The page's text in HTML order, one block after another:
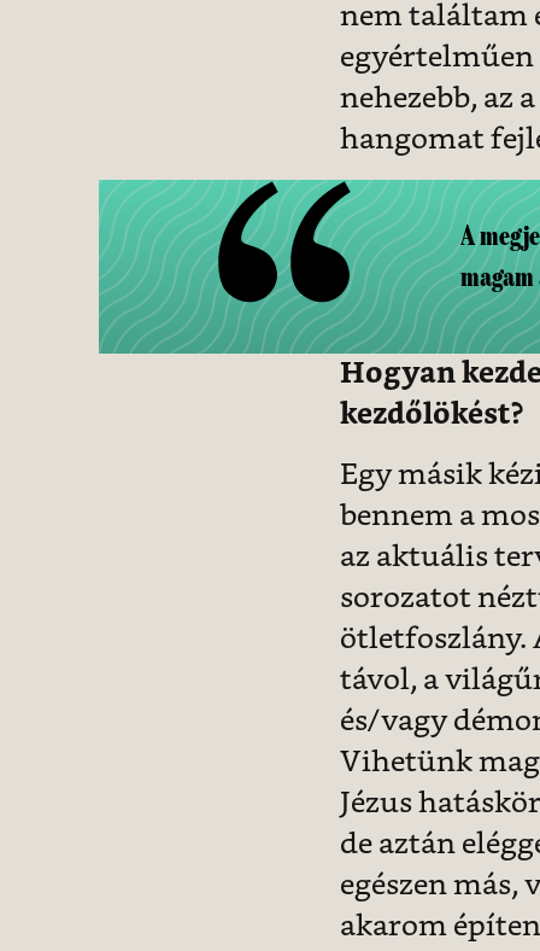
nem találtam
egyértelműen
nehezebb, az
hangomat
A
Hogyan
kezdőlökést?
Egy másik
bennem a
az aktuális
sorozatot
ötletfoszlány.
távol, a
és/vagy
Vihetünk
Jézus
de aztán
egészen
akarom